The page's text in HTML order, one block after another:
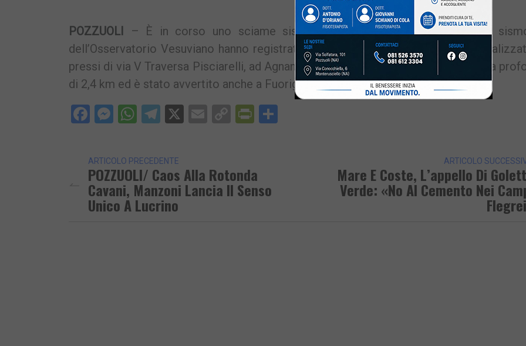
POZZUOLI
– È in corso uno sciame sismico nell’area dei Campi Flegrei. I
dell’Osservatorio Vesuviano hanno registrato un terremoto di magnitudo 3.6,
pressi di via V Traversa Pisciarelli, ad Agnano. Il sisma si è verificato alle 08:08 alla
di 2,4 km ed è stato avvertito anche a Fuorigrotta e a Soccavo.
Facebook
Messenger
WhatsApp
Telegram
X EmailCopyPrintFriendly
ARTICOLO PRECEDENTE
POZZUOLI/ Caos Alla Rotonda
Cavani, Manzoni Lancia Il Senso
Unico A Lucrino
ARTICOLO
Mare E Coste, L’appello Di
Verde: «No Al Cemento Nei